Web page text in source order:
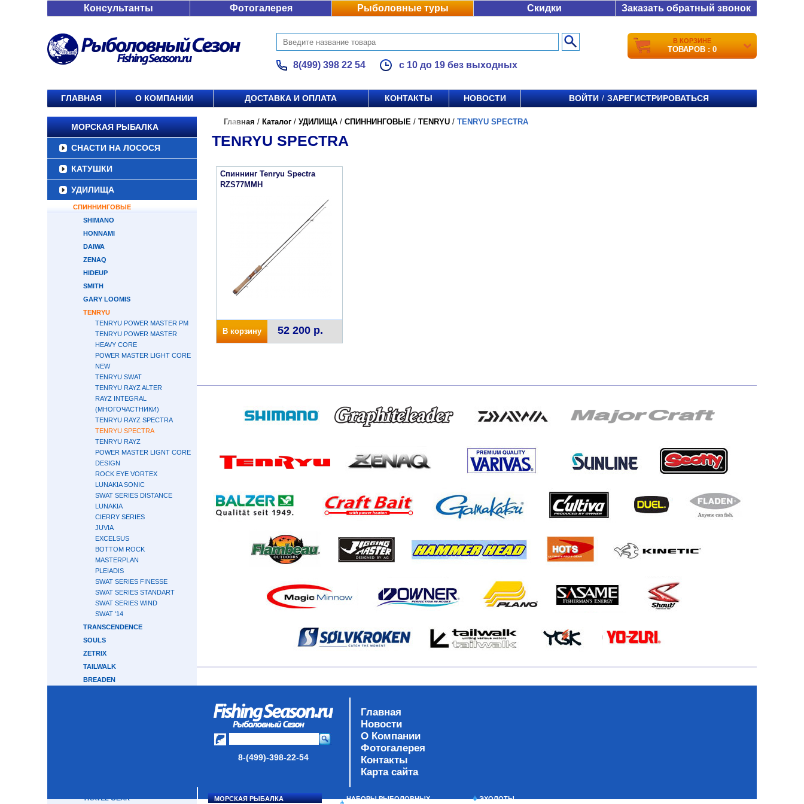
Консультанты Фотогалерея Рыболовные туры Скидки Заказать обратный звонок
8(499) 398 22 54 с 10 до 19 без выходных
В КОРЗИНЕ
ТОВАРОВ : 0
ГЛАВНАЯ О КОМПАНИИ ДОСТАВКА И ОПЛАТА КОНТАКТЫ НОВОСТИ ВОЙТИ / ЗАРЕГИСТРИРОВАТЬСЯ
МОРСКАЯ РЫБАЛКА
СНАСТИ НА ЛОСОСЯ
КАТУШКИ
УДИЛИЩА
СПИННИНГОВЫЕ
SHIMANO
HONNAMI
DAIWA
ZENAQ
HIDEUP
SMITH
GARY LOOMIS
TENRYU
TENRYU POWER MASTER PM
TENRYU POWER MASTER
HEAVY CORE
POWER MASTER LIGHT CORE
NEW
TENRYU SWAT
TENRYU RAYZ ALTER
RAYZ INTEGRAL
(МНОГОЧАСТНИКИ)
TENRYU RAYZ SPECTRA
TENRYU SPECTRA
TENRYU RAYZ
POWER MASTER LIGNT CORE
DESIGN
ROCK EYE VORTEX
LUNAKIA SONIC
SWAT SERIES DISTANCE
LUNAKIA
CIERRY SERIES
JUVIA
EXCELSUS
BOTTOM ROCK
MASTERPLAN
PLEIADIS
SWAT SERIES FINESSE
SWAT SERIES STANDART
SWAT SERIES WIND
SWAT '14
TRANSCENDENCE
SOULS
ZETRIX
TAILWALK
BREADEN
TRAVEL GEAR
Главная / Каталог / УДИЛИЩА / СПИННИНГОВЫЕ / TENRYU / TENRYU SPECTRA
TENRYU SPECTRA
Спиннинг Tenryu Spectra
RZS77MMH
В корзину 52 200 р.
8-(499)-398-22-54
Главная
Новости
О Компании
Фотогалерея
Контакты
Карта сайта
МОРСКАЯ РЫБАЛКА
НАБОРЫ РЫБОЛОВНЫХ
ЭХОЛОТЫ